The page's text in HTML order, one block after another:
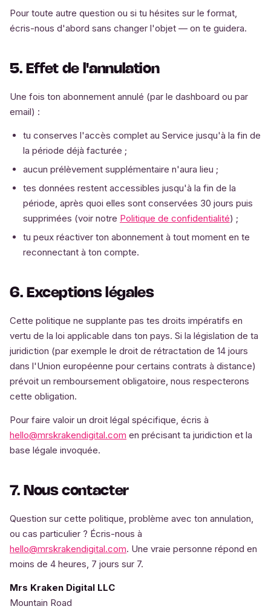
Pour toute autre question ou si tu hésites sur le format,
écris-nous d'abord sans changer l'objet — on te guidera.
5. Effet de l'annulation
Une fois ton abonnement annulé (par le dashboard ou par
email) :
tu conserves l'accès complet au Service jusqu'à la fin de
la période déjà facturée ;
aucun prélèvement supplémentaire n'aura lieu ;
tes données restent accessibles jusqu'à la fin de la
période, après quoi elles sont conservées 30 jours puis
supprimées (voir notre Politique de confidentialité) ;
tu peux réactiver ton abonnement à tout moment en te
reconnectant à ton compte.
6. Exceptions légales
Cette politique ne supplante pas tes droits impératifs en
vertu de la loi applicable dans ton pays. Si la législation de ta
juridiction (par exemple le droit de rétractation de 14 jours
dans l'Union européenne pour certains contrats à distance)
prévoit un remboursement obligatoire, nous respecterons
cette obligation.
Pour faire valoir un droit légal spécifique, écris à
hello@mrskrakendigital.com en précisant ta juridiction et la
base légale invoquée.
7. Nous contacter
Question sur cette politique, problème avec ton annulation,
ou cas particulier ? Écris-nous à
hello@mrskrakendigital.com. Une vraie personne répond en
moins de 4 heures, 7 jours sur 7.
Mrs Kraken Digital LLC
Mountain Road